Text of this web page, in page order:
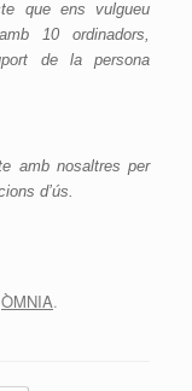
que ens vulgueu
10 ordinadors,
de la persona
amb nosaltres per
d’ús.
ÒMNIA.